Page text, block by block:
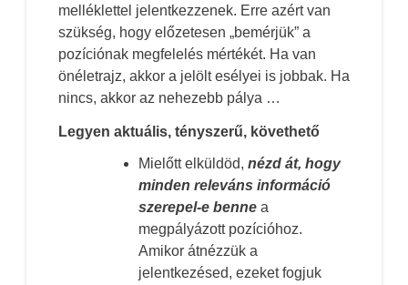
melléklettel jelentkezzenek. Erre azért van
szükség, hogy előzetesen „bemérjük” a
pozíciónak megfelelés mértékét. Ha van
önéletrajz, akkor a jelölt esélyei is jobbak. Ha
nincs, akkor az nehezebb pálya …
Legyen aktuális, tényszerű, követhető
Mielőtt elküldöd, nézd át, hogy
minden releváns információ
szerepel-e benne a
megpályázott pozícióhoz.
Amikor átnézzük a
jelentkezésed, ezeket fogjuk